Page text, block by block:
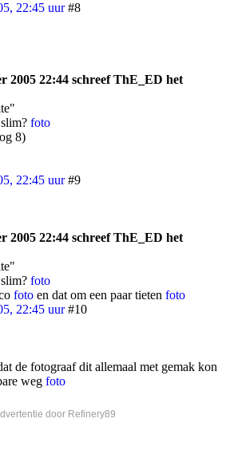
22:45 uur #8
2005 22:44 schreef ThE_ED het
foto
8)
22:45 uur #9
2005 22:44 schreef ThE_ED het
foto
foto en dat om een paar tieten foto
22:45 uur #10
de fotograaf dit allemaal met gemak kon
weg foto
door Refinery89